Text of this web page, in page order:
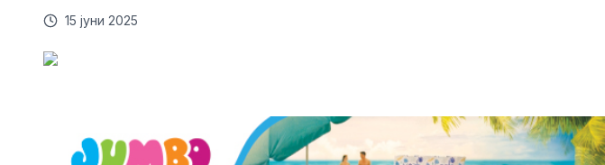
15 јуни 2025